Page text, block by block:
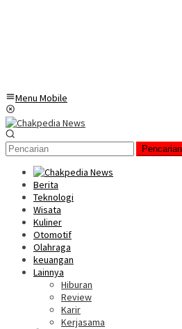
Menu Mobile
Pencarian
Berita
Teknologi
Wisata
Kuliner
Otomotif
Olahraga
keuangan
Lainnya
Hiburan
Review
Karir
Kerjasama